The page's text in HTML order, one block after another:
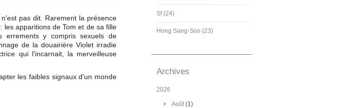
pas dit. Rarement la présence
apparitions de Tom et de sa fille
errements y compris sexuels de
de la douairière Violet irradie
qui l'incarnait, la merveilleuse
les faibles signaux d'un monde
Sf (24)
Hong Sang-Soo (23)
Archives
2026
Août(1)